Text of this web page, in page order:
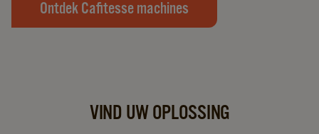
Ontdek Cafitesse machines
VIND UW OPLOSSING